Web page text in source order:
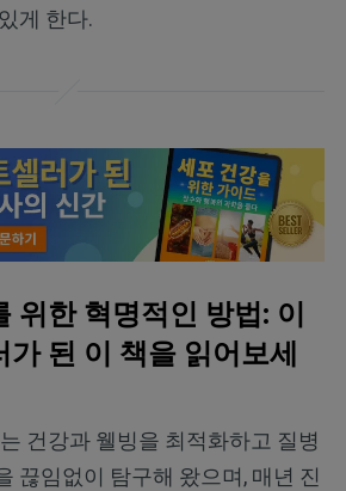
게 한다.
위한 혁명적인 방법: 이
된 이 책을 읽어보세
건강과 웰빙을 최적화하고 질병
끊임없이 탐구해 왔으며, 매년 진